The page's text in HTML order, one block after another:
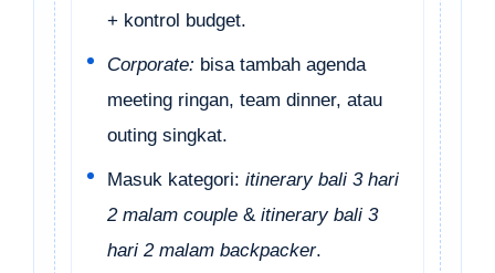
+ kontrol budget.
Corporate: bisa tambah agenda
meeting ringan, team dinner, atau
outing singkat.
Masuk kategori: itinerary bali 3 hari
2 malam couple & itinerary bali 3
hari 2 malam backpacker.